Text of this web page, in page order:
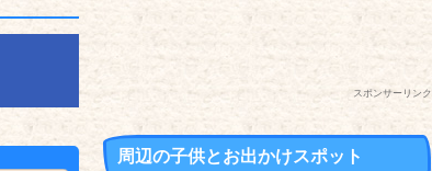
スポンサーリンク
周辺の子供とお出かけスポット